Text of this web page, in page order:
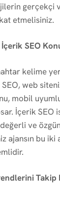
gerçekçi
etmelisiniz.
SEO
kelime
web
mobil
İçerik SEO
ve
ajansın bu iki
Takip